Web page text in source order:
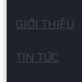
GIỚI THIỆU
TIN TỨC